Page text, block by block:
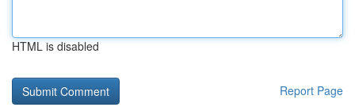
HTML is disabled
Report Page